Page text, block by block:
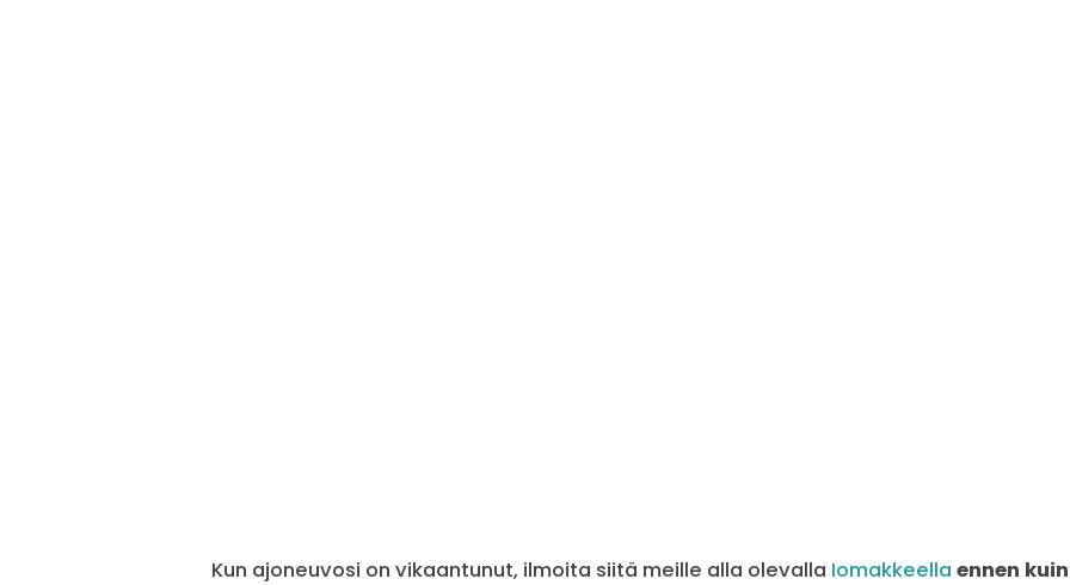
Kun ajoneuvosi on vikaantunut, ilmoita siitä meille alla olevalla Iomakkeella ennen